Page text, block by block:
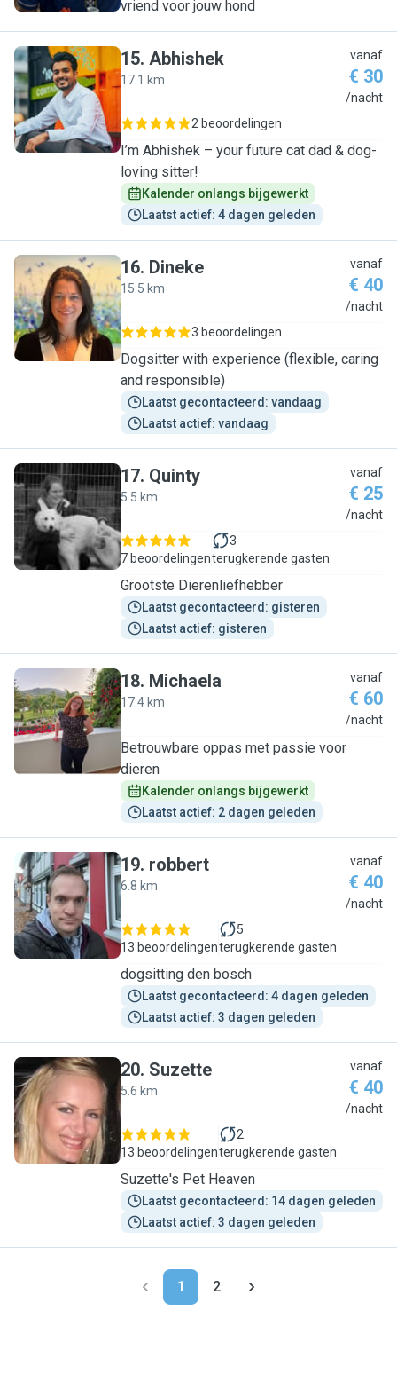
vriend voor jouw hond
A
15. Abhishek
17.1 km
vanaf
€ 30
/nacht
2 beoordelingen
I’m Abhishek – your future cat dad & dog-
loving sitter!
Kalender onlangs bijgewerkt
Laatst actief: 4 dagen geleden
D
16. Dineke
15.5 km
vanaf
€ 40
/nacht
3 beoordelingen
Dogsitter with experience (flexible, caring
and responsible)
Laatst gecontacteerd: vandaag
Laatst actief: vandaag
Q
17. Quinty
5.5 km
vanaf
€ 25
/nacht
7 beoordelingen
3
terugkerende gasten
Grootste Dierenliefhebber
Laatst gecontacteerd: gisteren
Laatst actief: gisteren
M
18. Michaela
17.4 km
vanaf
€ 60
/nacht
Betrouwbare oppas met passie voor
dieren
Kalender onlangs bijgewerkt
Laatst actief: 2 dagen geleden
R
19. robbert
6.8 km
vanaf
€ 40
/nacht
13 beoordelingen
5
terugkerende gasten
dogsitting den bosch
Laatst gecontacteerd: 4 dagen geleden
Laatst actief: 3 dagen geleden
S
20. Suzette
5.6 km
vanaf
€ 40
/nacht
13 beoordelingen
2
terugkerende gasten
Suzette's Pet Heaven
Laatst gecontacteerd: 14 dagen geleden
Laatst actief: 3 dagen geleden
1 2